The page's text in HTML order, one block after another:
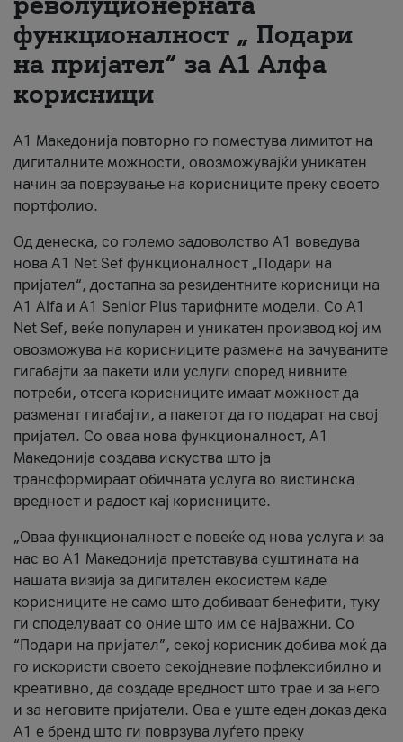
За нас
#ПодобарОнлајн
функционалност „ Подари
на пријател“ за А1 Алфа
корисници
А1 Македонија повторно го поместува лимитот на
дигиталните можности, овозможувајќи уникатен
начин за поврзување на корисниците преку своето
портфолио.
Од денеска, со големо задоволство А1 воведува
нова A1 Net Sef функционалност „Подари на
пријател“, достапна за резидентните корисници на
А1 Alfa и A1 Senior Plus тарифните модели. Со A1
Net Sef, веќе популарен и уникатен производ кој им
овозможува на корисниците размена на зачуваните
гигабајти за пакети или услуги според нивните
потреби, отсега корисниците имаат можност да
разменат гигабајти, а пакетот да го подарат на свој
пријател. Со оваа нова функционалност, А1
Македонија создава искуства што ја
трансформираат обичната услуга во вистинска
вредност и радост кај корисниците.
„Оваа функционалност е повеќе од нова услуга и за
нас во А1 Македонија претставува суштината на
нашата визија за дигитален екосистем каде
корисниците не само што добиваат бенефити, туку
ги споделуваат со оние што им се најважни. Со
“Подари на пријател”, секој корисник добива моќ да
го искористи своето секојдневие пофлексибилно и
креативно, да создаде вредност што трае и за него
и за неговите пријатели. Ова е уште еден доказ дека
А1 е бренд што ги поврзува луѓето преку